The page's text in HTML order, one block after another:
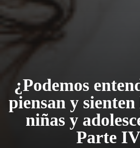
¿Podemos
piensan y sienten
niñas y
Parte IV